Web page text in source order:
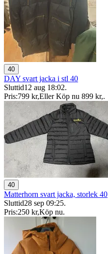
40
DAY svart jacka i stl 40
Sluttid12 aug 18:02.
Pris:799 kr,Eller Köp nu 899 kr,.
40
Matterhorn svart jacka, storlek 40
Sluttid28 sep 09:25.
Pris:250 kr,Köp nu.